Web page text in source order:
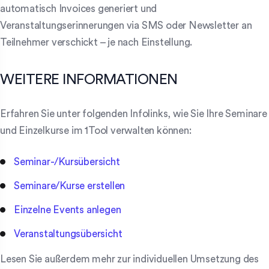
automatisch Invoices generiert und
Veranstaltungserinnerungen via SMS oder Newsletter an
Teilnehmer verschickt – je nach Einstellung.
WEITERE INFORMATIONEN
Erfahren Sie unter folgenden Infolinks, wie Sie Ihre Seminare
und Einzelkurse im 1Tool verwalten können:
Seminar-/Kursübersicht
Seminare/Kurse erstellen
Einzelne Events anlegen
Veranstaltungsübersicht
Lesen Sie außerdem mehr zur individuellen Umsetzung des